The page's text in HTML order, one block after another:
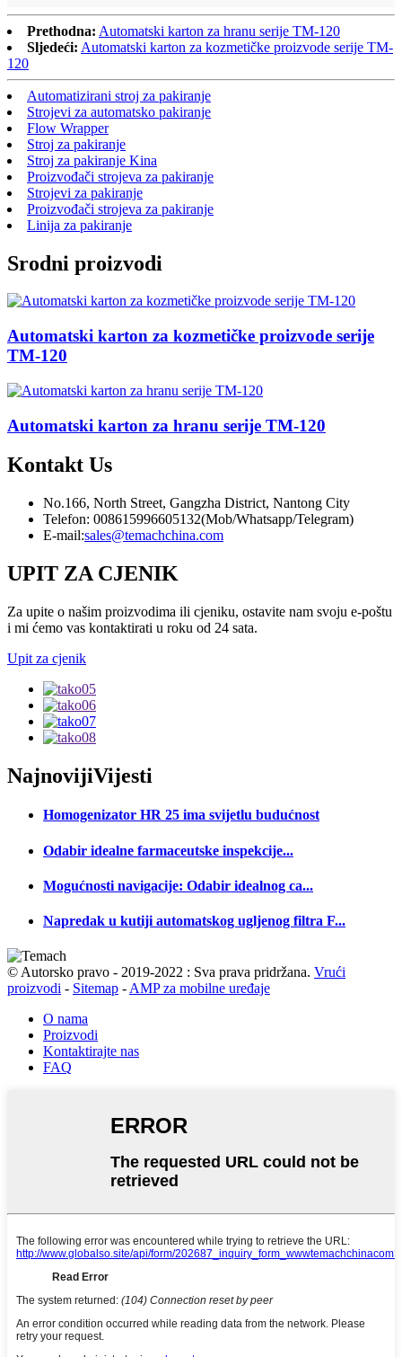
Prethodna: Automatski karton za hranu serije TM-120
Sljedeći: Automatski karton za kozmetičke proizvode serije TM-
120
Automatizirani stroj za pakiranje
Strojevi za automatsko pakiranje
Flow Wrapper
Stroj za pakiranje
Stroj za pakiranje Kina
Proizvođači strojeva za pakiranje
Strojevi za pakiranje
Proizvođači strojeva za pakiranje
Linija za pakiranje
Srodni proizvodi
Automatski karton za kozmetičke proizvode serije
TM-120
Automatski karton za hranu serije TM-120
Kontakt Us
No.166, North Street, Gangzha District, Nantong City
Telefon: 008615996605132(Mob/Whatsapp/Telegram)
E-mail:sales@temachchina.com
UPIT ZA CJENIK
Za upite o našim proizvodima ili cjeniku, ostavite nam svoju e-poštu
i mi ćemo vas kontaktirati u roku od 24 sata.
Upit za cjenik
NajnovijiVijesti
Homogenizator HR 25 ima svijetlu budućnost
Odabir idealne farmaceutske inspekcije...
Mogućnosti navigacije: Odabir idealnog ca...
Napredak u kutiji automatskog ugljenog filtra F...
© Autorsko pravo - 2019-2022 : Sva prava pridržana. Vrući
proizvodi - Sitemap -AMP za mobilne uređaje
O nama
Proizvodi
Kontaktirajte nas
FAQ